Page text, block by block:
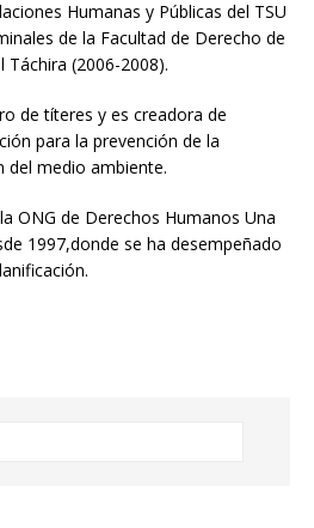
Humanas y Públicas del TSU
de la Facultad de Derecho de
Táchira (2006-2008).
de títeres y es creadora de
para la prevención de la
del medio ambiente.
ONG de Derechos Humanos Una
1997,donde se ha desempeñado